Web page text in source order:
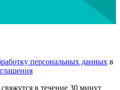
персональных данных в
в течение 30 минут